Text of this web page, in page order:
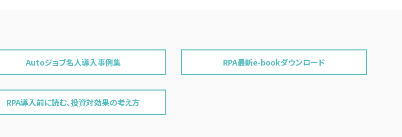
Autoジョブ名人導入事例集 RPA最新e-bookダウンロード
RPA導入前に読む、投資対効果の考え方